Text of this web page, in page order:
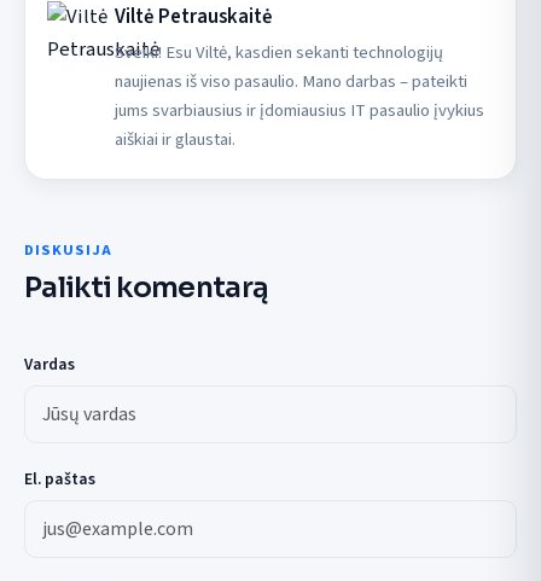
Viltė Petrauskaitė
Sveiki! Esu Viltė, kasdien sekanti technologijų
naujienas iš viso pasaulio. Mano darbas – pateikti
jums svarbiausius ir įdomiausius IT pasaulio įvykius
aiškiai ir glaustai.
DISKUSIJA
Palikti komentarą
Vardas
El. paštas